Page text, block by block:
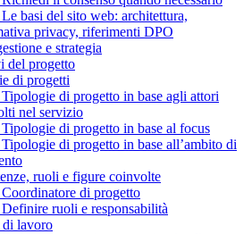
basi del sito web: architettura,
privacy, riferimenti DPO
e strategia
del progetto
di progetti
di progetto in base agli attori
nel servizio
di progetto in base al focus
di progetto in base all’ambito di
ruoli e figure coinvolte
di progetto
ruoli e responsabilità
lavoro